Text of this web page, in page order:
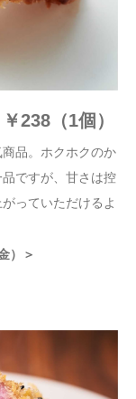
238（1個）
品。ホクホクのか
ですが、甘さは控
っていただけるよ
）＞